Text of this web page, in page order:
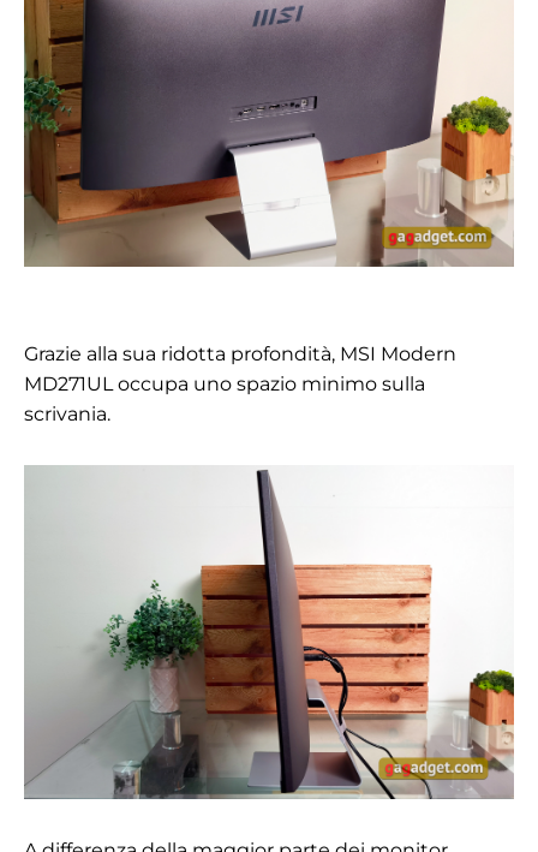
Grazie alla sua ridotta profondità, MSI Modern
MD271UL occupa uno spazio minimo sulla
scrivania.